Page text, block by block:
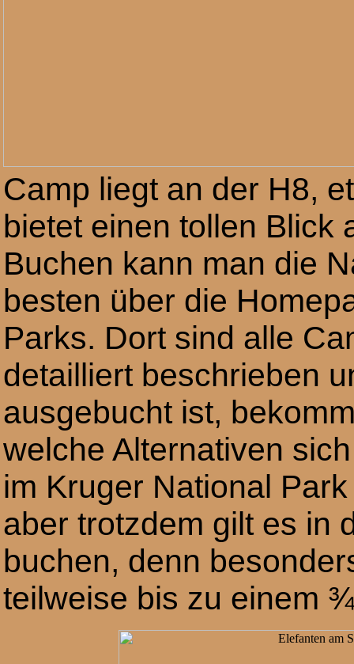
Camp liegt an der H8,
bietet einen tollen Blick
Buchen kann man die
besten über die
Parks. Dort sind alle
detailliert beschrieben
ausgebucht ist,
welche Alternativen
im Kruger National
aber trotzdem gilt es in
buchen, denn
teilweise bis zu einem